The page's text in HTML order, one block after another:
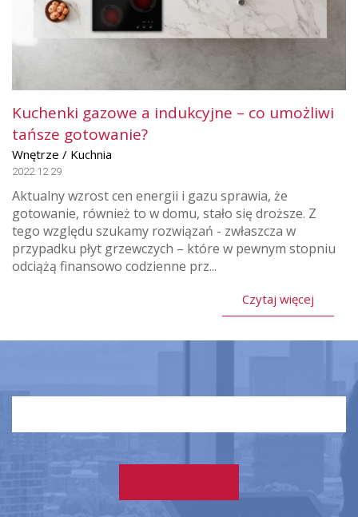
Kuchenki gazowe a indukcyjne – co umożliwi
tańsze gotowanie?
Wnętrze / Kuchnia
2022.12.29
Aktualny wzrost cen energii i gazu sprawia, że
gotowanie, również to w domu, stało się droższe. Z
tego względu szukamy rozwiązań - zwłaszcza w
przypadku płyt grzewczych – które w pewnym stopniu
odciążą finansowo codzienne prz...
Czytaj więcej